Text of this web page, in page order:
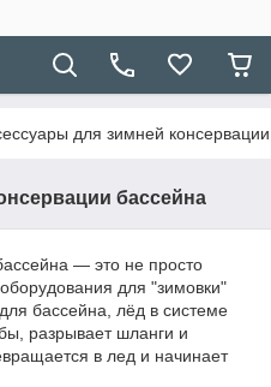
для зимней
бассейна
― это не просто
для "зимовки"
бассейна, лёд в системе
разрывает шланги и
в лед и начинает